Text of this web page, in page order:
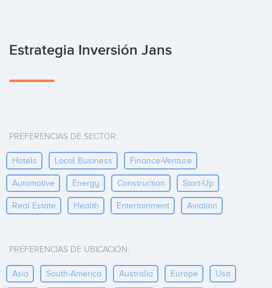
Estrategia Inversión Jans
PREFERENCIAS DE SECTOR:
Hotels Local Business Finance-Venture
Automotive Energy Construction Start-Up
Real Estate Health Entertainment Aviation
PREFERENCIAS DE UBICACIÓN:
Asia South-America Australia Europe Usa